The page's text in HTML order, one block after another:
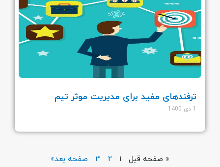
ترفندهای مفید برای مدیریت موثر تیم
« صفحه قبل 2
3 صفحه بعد»